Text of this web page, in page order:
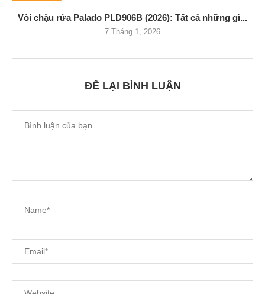
Vòi chậu rửa Palado PLD906B (2026): Tất cả những gì...
7 Tháng 1, 2026
ĐỂ LẠI BÌNH LUẬN